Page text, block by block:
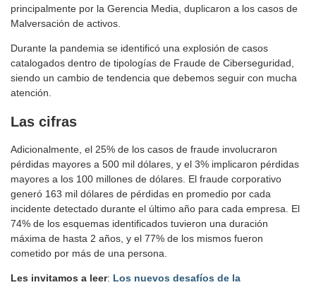
principalmente por la Gerencia Media, duplicaron a los casos de
Malversación de activos.
Durante la pandemia se identificó una explosión de casos
catalogados dentro de tipologías de Fraude de Ciberseguridad,
siendo un cambio de tendencia que debemos seguir con mucha
atención.
Las cifras
Adicionalmente, el 25% de los casos de fraude involucraron
pérdidas mayores a 500 mil dólares, y el 3% implicaron pérdidas
mayores a los 100 millones de dólares. El fraude corporativo
generó 163 mil dólares de pérdidas en promedio por cada
incidente detectado durante el último año para cada empresa. El
74% de los esquemas identificados tuvieron una duración
máxima de hasta 2 años, y el 77% de los mismos fueron
cometido por más de una persona.
Les invitamos a leer: Los nuevos desafíos de la